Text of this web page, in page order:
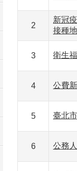
2
新冠
接種
3 衛生
4 公費
5 臺北
6 公務